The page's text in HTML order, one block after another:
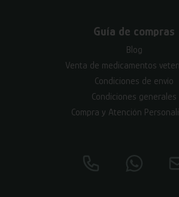
Guía de compras
Blog
Venta de medicamentos
Condiciones de envío
Condiciones generales
Compra y Atención